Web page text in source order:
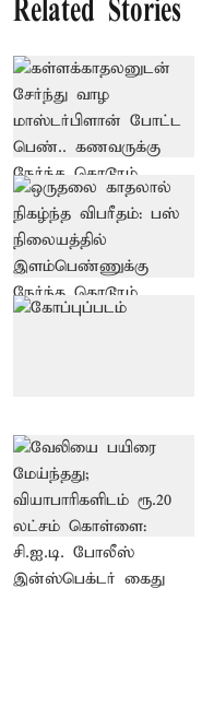
Related Stories